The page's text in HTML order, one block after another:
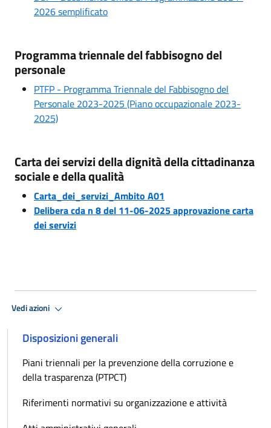
2026 semplificato
Programma triennale del fabbisogno del
personale
PTFP - Programma Triennale del Fabbisogno del
Personale 2023-2025 (Piano occupazionale 2023-
2025)
Carta dei servizi della dignità della cittadinanza
sociale e della qualità
Carta_dei_servizi_Ambito A01
Delibera cda n 8 del 11-06-2025 approvazione carta
dei servizi
Vedi azioni
Disposizioni generali
Piani triennali per la prevenzione della corruzione e
della trasparenza (PTPCT)
Riferimenti normativi su organizzazione e attività